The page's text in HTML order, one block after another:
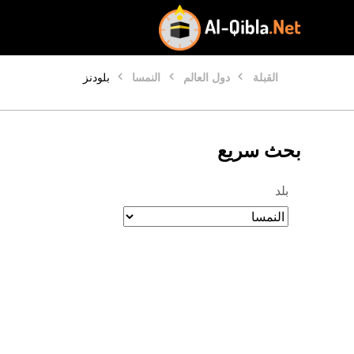
القبلة دول العالم النمسا بلودنز
بحث سريع
بلد